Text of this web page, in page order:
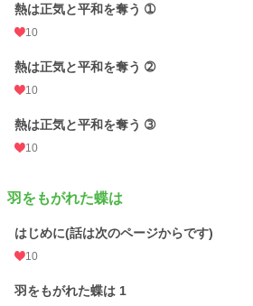
熱は正気と平和を奪う ➀
10
熱は正気と平和を奪う ➁
10
熱は正気と平和を奪う ➂
10
羽をもがれた蝶は
はじめに(話は次のページからです)
10
羽をもがれた蝶は 1